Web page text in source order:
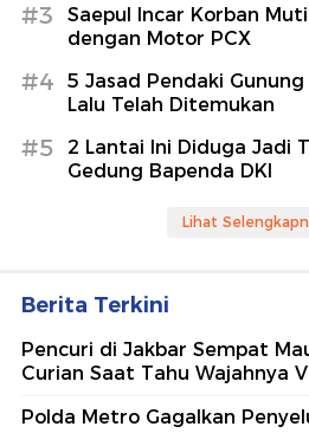
#3
Saepul Incar Korban
dengan Motor PCX
#4
5 Jasad Pendaki
Lalu Telah Ditemukan
#5
2 Lantai Ini Diduga Jadi
Gedung Bapenda DKI
Lihat
Berita Terkini
Pencuri di Jakbar Sempat
Curian Saat Tahu Wajahnya
Polda Metro Gagalkan